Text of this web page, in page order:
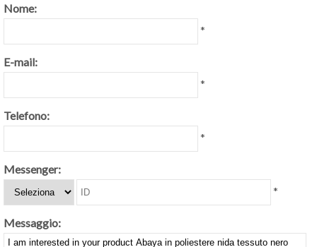
Nome:
*
E-mail:
*
Telefono:
*
Messenger:
*
Messaggio: